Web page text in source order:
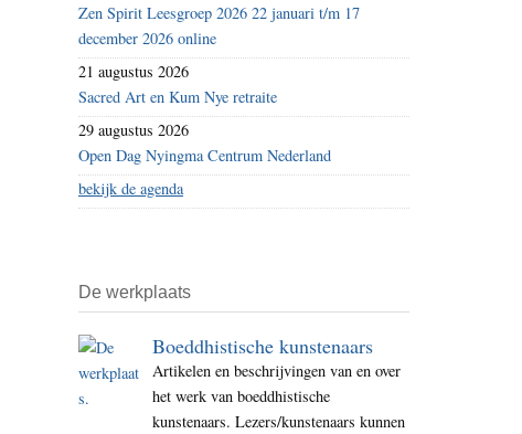
Zen Spirit Leesgroep 2026 22 januari t/m 17
december 2026 online
21 augustus 2026
Sacred Art en Kum Nye retraite
29 augustus 2026
Open Dag Nyingma Centrum Nederland
bekijk de agenda
De werkplaats
Boeddhistische kunstenaars
Artikelen en beschrijvingen van en over
het werk van boeddhistische
kunstenaars. Lezers/kunstenaars kunnen